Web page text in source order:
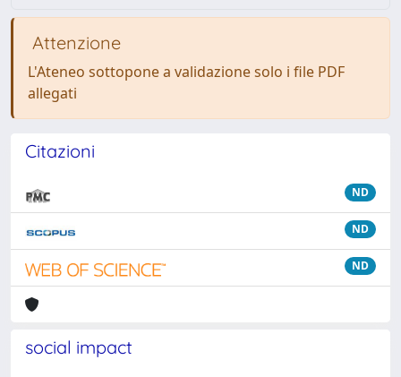
Attenzione
L'Ateneo sottopone a validazione solo i file PDF
allegati
Citazioni
ND
ND
ND
social impact